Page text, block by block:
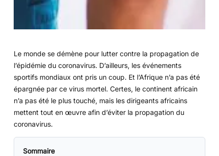
Le monde se démène pour lutter contre la propagation de
l’épidémie du coronavirus. D’ailleurs, les événements
sportifs mondiaux ont pris un coup. Et l’Afrique n’a pas été
épargnée par ce virus mortel. Certes, le continent africain
n’a pas été le plus touché, mais les dirigeants africains
mettent tout en œuvre afin d’éviter la propagation du
coronavirus.
Sommaire